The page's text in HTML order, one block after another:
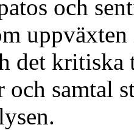
och
det kritiska
och samtal